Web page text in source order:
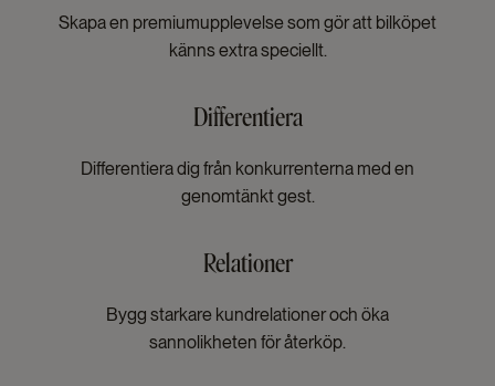
Skapa en premiumupplevelse som gör att bilköpet
känns extra speciellt.
Differentiera
Differentiera dig från konkurrenterna med en
genomtänkt gest.
Relationer
Bygg starkare kundrelationer och öka
sannolikheten för återköp.